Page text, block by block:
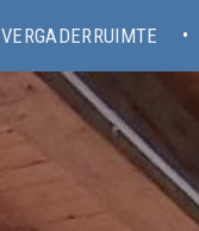
VERGADERRUIMTE